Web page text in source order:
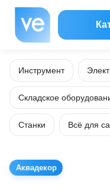
Инструмент
Складское
Станки Всё для
Аквадекор